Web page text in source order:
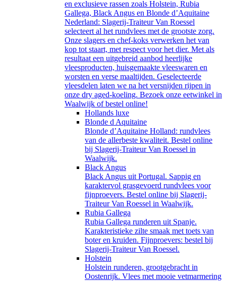
en exclusieve rassen zoals Holstein, Rubia
Gallega, Black Angus en Blonde d’Aquitaine
Nederland: Slagerij-Traiteur Van Roessel
selecteert al het rundvlees met de grootste zorg.
Onze slagers en chef-koks verwerken het van
kop tot staart, met respect voor het dier. Met als
resultaat een uitgebreid aanbod heerlijke
vleesproducten, huisgemaakte vleeswaren en
worsten en verse maaltijden. Geselecteerde
vleesdelen laten we na het versnijden rijpen in
onze dry aged-koeling. Bezoek onze eetwinkel in
Waalwijk of bestel online!
Hollands luxe
Blonde d Aquitaine
Blonde d’Aquitaine Holland: rundvlees
van de allerbeste kwaliteit. Bestel online
bij Slagerij-Traiteur Van Roessel in
Waalwijk.
Black Angus
Black Angus uit Portugal. Sappig en
karaktervol grasgevoerd rundvlees voor
fijnproevers. Bestel online bij Slagerij-
Traiteur Van Roessel in Waalwijk.
Rubia Gallega
Rubia Gallega runderen uit Spanje.
Karakteristieke zilte smaak met toets van
boter en kruiden. Fijnproevers: bestel bij
Slagerij-Traiteur Van Roessel.
Holstein
Holstein runderen, grootgebracht in
Oostenrijk. Vlees met mooie vetmarmering